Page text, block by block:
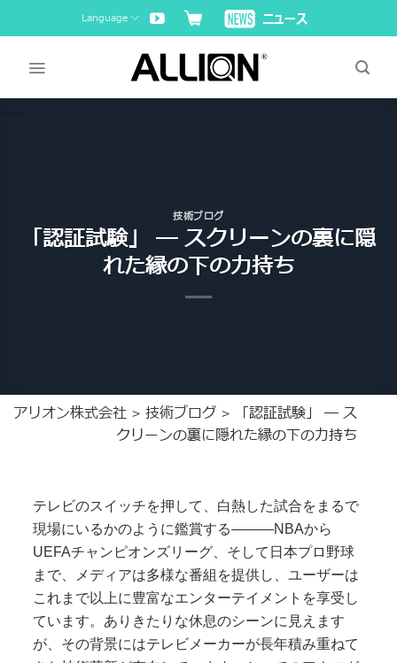
to
Language
技術ブログ
「認証試験」 ― スクリーンの裏に隠
れた縁の下の力持ち
アリオン株式会社 >技術ブログ >
「認証試験」 ― ス
クリーンの裏に隠れた縁の下の力持ち
テレビのスイッチを押して、白熱した試合をまるで
現場にいるかのように鑑賞する―――NBAから
UEFAチャンピオンズリーグ、そして日本プロ野球
まで、メディアは多様な番組を提供し、ユーザーは
これまで以上に豊富なエンターテイメントを享受し
ています。ありきたりな休息のシーンに見えます
が、その背景にはテレビメーカーが長年積み重ねて